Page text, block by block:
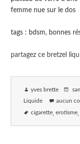
femme nue sur le dos
tags : bdsm, bonnes
partagez ce bretzel
yves brette
Liquide aucun
cigarette erotisme